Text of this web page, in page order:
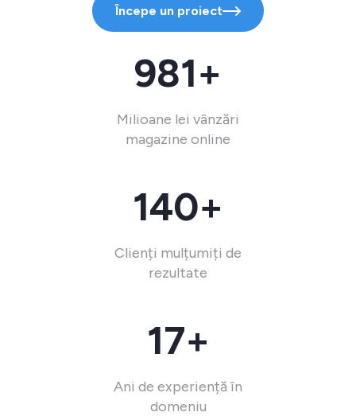
Începe un proiect
981+
Milioane lei vânzări
magazine online
140+
Clienți mulțumiți de
rezultate
17+
Ani de experiență în
domeniu